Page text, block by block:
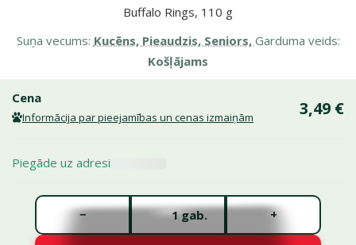
Buffalo Rings, 110 g
Suņa vecums: Kucēns, Pieaudzis, Seniors, Garduma veids:
Košļājams
Cena
Informācija par pieejamības un cenas izmaiņām 3,49 €
Piegāde uz adresi
Gabalu skaits *
gab.
− +